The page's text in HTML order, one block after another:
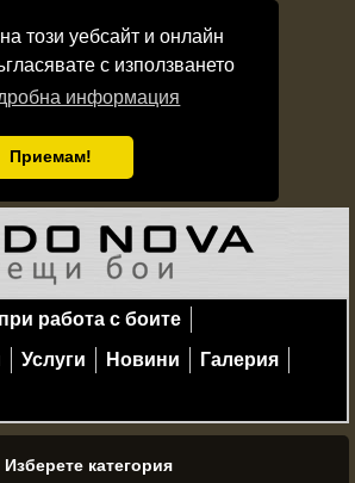
този уебсайт и онлайн
с използването
информация
Приемам!
работа с боите
Услуги Новини
Галерия
Изберете категория